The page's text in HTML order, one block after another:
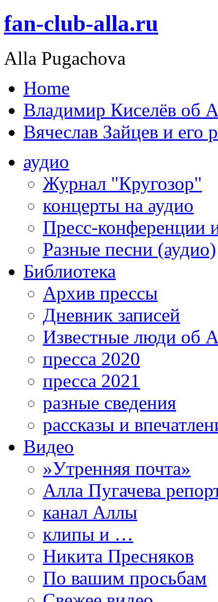
fan-club-alla.ru
Alla Pugachova
Home
Владимир Киселёв об
Вячеслав Зайцев и его
аудио
Журнал "Кругозор"
концерты на аудио
Пресс-конференции
Разные песни (аудио)
Библиотека
Архив прессы
Дневник записей
Известные люди об
пресса 2020
пресса 2021
разные сведения
рассказы и
Видео
»Утренняя почта»
Алла Пугачева
канал Аллы
клипы и …
Никита Пресняков
По вашим просьбам